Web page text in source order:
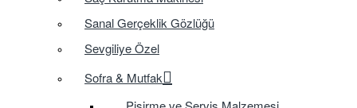
Sanal Gerçeklik Gözlüğü
Sevgiliye Özel
Sofra & Mutfak